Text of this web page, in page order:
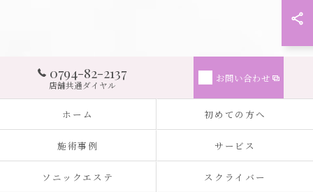
0794-82-2137
店舗共通ダイヤル
お問い合わせ
ホーム 初めての方へ
施術事例 サービス
ソニックエステ スクライバー